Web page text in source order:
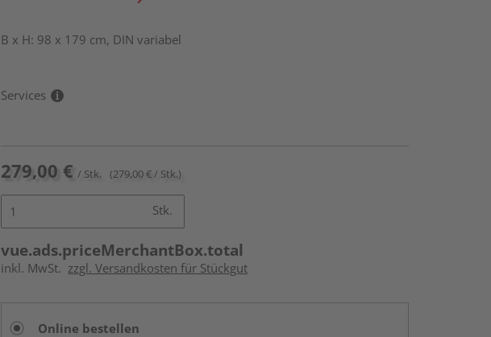
B x H: 98 x 179 cm, DIN variabel
Services
279,00 € / Stk. (279,00 € / Stk.)
Stk.
vue.ads.priceMerchantBox.total
inkl. MwSt. zzgl. Versandkosten für Stückgut
Online bestellen